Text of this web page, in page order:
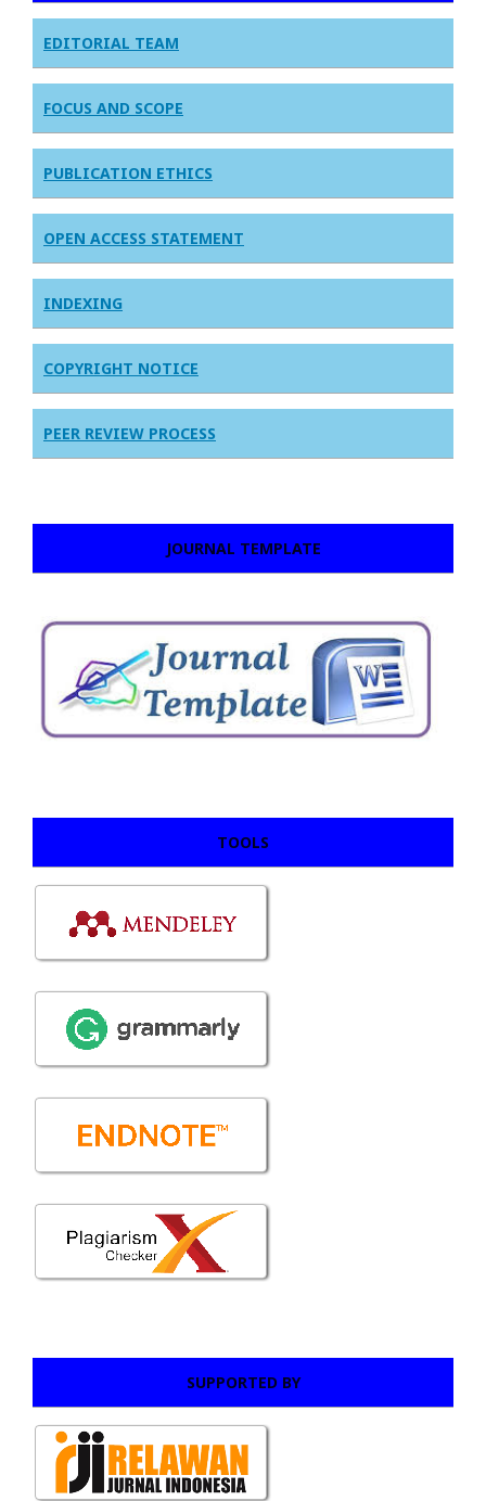
EDITORIAL TEAM
FOCUS AND SCOPE
PUBLICATION ETHICS
OPEN ACCESS STATEMENT
INDEXING
COPYRIGHT NOTICE
PEER REVIEW PROCESS
JOURNAL TEMPLATE
TOOLS
SUPPORTED BY